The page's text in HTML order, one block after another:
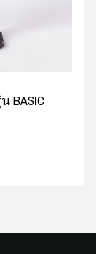
BASIC